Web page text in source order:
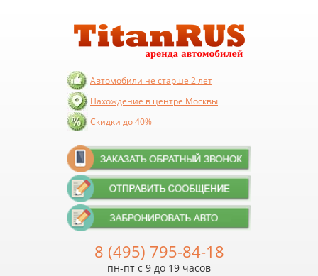
Автомобили не старше 2 лет
Нахождение в центре Москвы
Скидки до 40%
8 (495) 795-84-18
пн-пт с 9 до 19 часов